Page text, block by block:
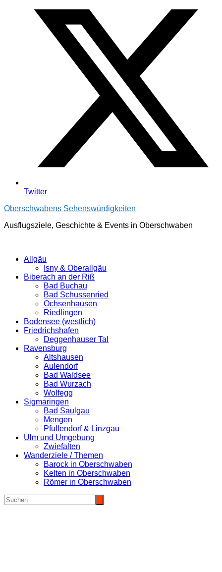
Twitter
Oberschwabens Sehenswürdigkeiten
Ausflugsziele, Geschichte & Events in Oberschwaben
Allgäu
Isny & Oberallgäu
Biberach an der Riß
Bad Buchau
Bad Schussenried
Ochsenhausen
Riedlingen
Bodensee (westlich)
Friedrichshafen
Deggenhauser Tal
Ravensburg
Altshausen
Aulendorf
Bad Waldsee
Bad Wurzach
Wolfegg
Sigmaringen
Bad Saulgau
Mengen
Pfullendorf & Linzgau
Ulm und Umgebung
Zwiefalten
Wanderziele / Themen
Barock in Oberschwaben
Kelten in Oberschwaben
Römer in Oberschwaben